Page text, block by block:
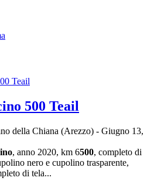
500 Teail
della Chiana (Arezzo) - Giugno 13,
, anno 2020, km 6500, completo di
nero e cupolino trasparente,
di tela...